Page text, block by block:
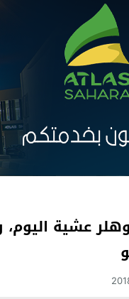
عشية اليوم،